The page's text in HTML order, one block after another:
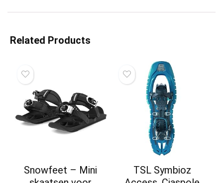
Related Products
Snowfeet – Mini
TSL Symbioz